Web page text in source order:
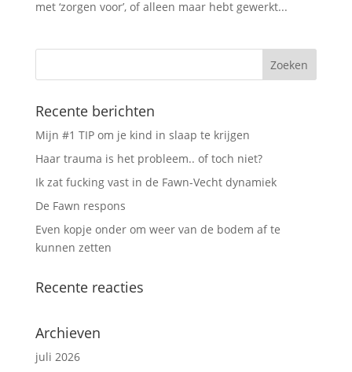
met ‘zorgen voor’, of alleen maar hebt gewerkt...
Recente berichten
Mijn #1 TIP om je kind in slaap te krijgen
Haar trauma is het probleem.. of toch niet?
Ik zat fucking vast in de Fawn-Vecht dynamiek
De Fawn respons
Even kopje onder om weer van de bodem af te
kunnen zetten
Recente reacties
Archieven
juli 2026